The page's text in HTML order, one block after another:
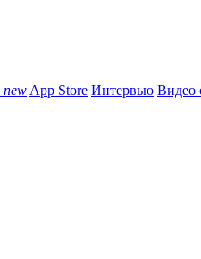
new App Store Интервью Видео